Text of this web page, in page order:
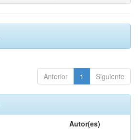
Anterior 1 Siguiente
Autor(es)